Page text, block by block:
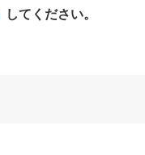
してください。